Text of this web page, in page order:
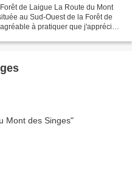
de Laigue La Route du Mont
au Sud-Ouest de la Forêt de
à pratiquer que j'apprécie